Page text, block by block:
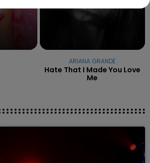
ARIANA GRANDE
Hate That I Made You Love
Me